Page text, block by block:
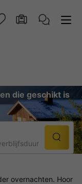
die geschikt is
overnachten. Hoor